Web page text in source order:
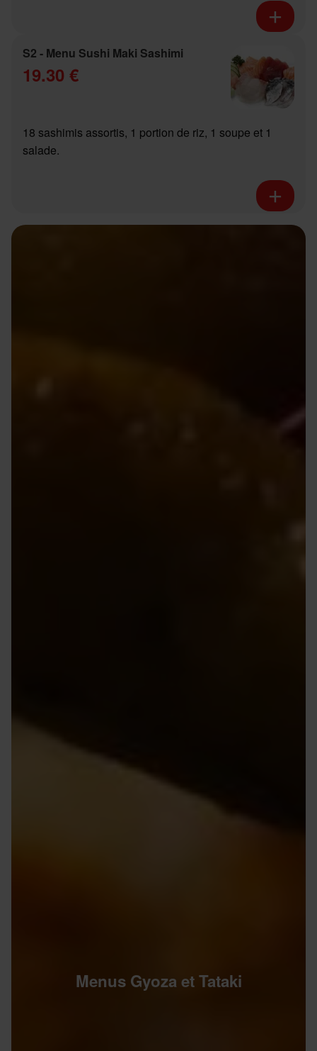
S2 - Menu Sushi Maki Sashimi
19.30 €
18 sashimis assortis, 1 portion de riz, 1 soupe et 1
salade.
Menus Gyoza et Tataki